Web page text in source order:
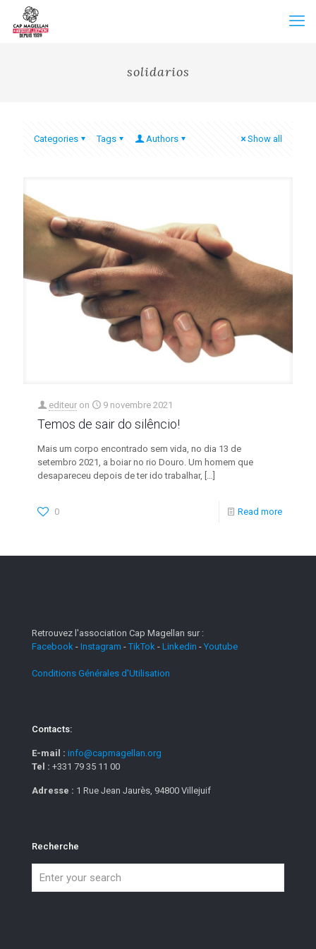
solidarios
Categories Tags Authors Show all
editeur on 9 novembre 2021
Temos de sair do silêncio!
Mais um corpo encontrado sem vida, no dia 13 de
setembro 2021, a boiar no rio Douro. Um homem que
desapareceu depois de ter ido trabalhar,
0 Read more
Retrouvez l'association Cap Magellan sur :
Facebook - Instagram -TikTok - Linkedin - Youtube
Conditions Générales d'Utilisation
Contacts:
E-mail : info@capmagellan.org
Tel : +331 79 35 11 00
Adresse : 1 Rue Jean Jaurès, 94800 Villejuif
Recherche